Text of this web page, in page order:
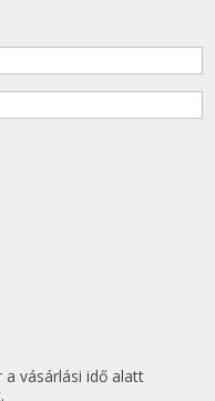
vásárlási idő alatt